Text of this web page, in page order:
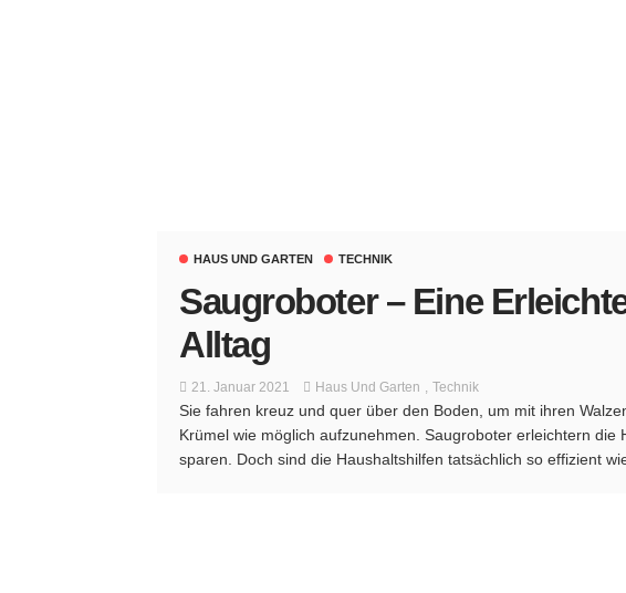
HAUS UND GARTEN TECHNIK
Saugroboter – Eine
Alltag
21. Januar 2021 Haus Und Garten Technik
Sie fahren kreuz und quer über den Boden, um mit ihren
Krümel wie möglich aufzunehmen. Saugroboter erleichtern die
sparen. Doch sind die Haushaltshilfen tatsächlich so effizient